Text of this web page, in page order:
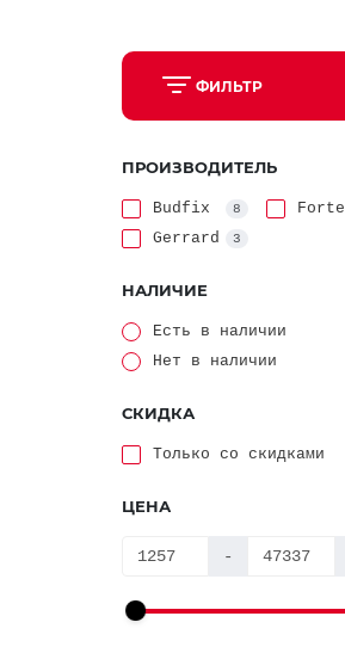
ФИЛЬТР
ПРОИЗВОДИТЕЛЬ
Budfix 8 Forte
Gerrard 3
НАЛИЧИЕ
Есть в наличии
Нет в наличии
СКИДКА
Только со cкидками
ЦЕНА
-